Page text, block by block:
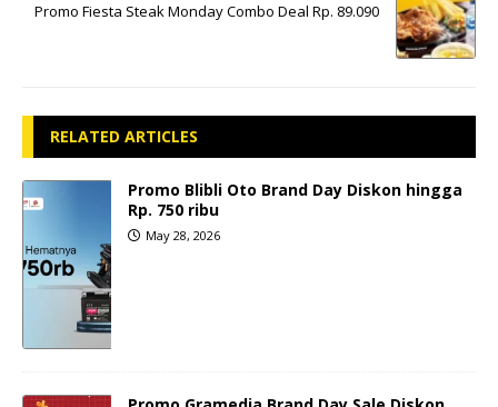
Promo Fiesta Steak Monday Combo Deal Rp. 89.090
RELATED ARTICLES
Promo Blibli Oto Brand Day Diskon hingga
Rp. 750 ribu
May 28, 2026